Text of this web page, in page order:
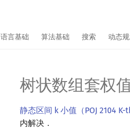
语言基础 算法基础 搜索 动态规
树状数组套权
静态区间 k 小值（POJ 2104 K-
内解决．